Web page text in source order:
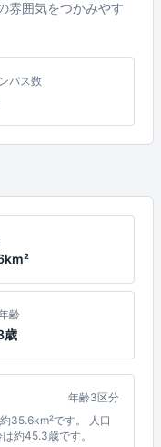
雰囲気をつかみやす
パス数
齢
歳
年齢3区分
35.6km²です。 人口
約45.3歳です。